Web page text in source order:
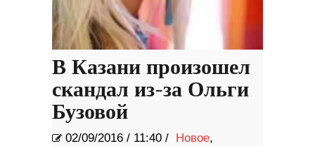
В Казани произошел
скандал из-за Ольги
Бузовой
02/09/2016 / 11:40 / Новое,